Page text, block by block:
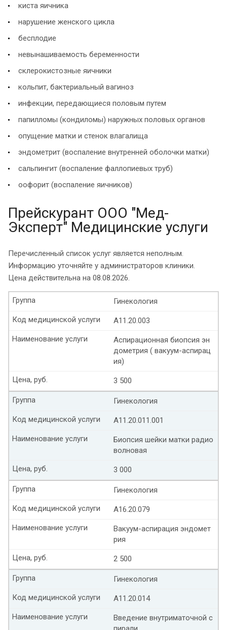
киста яичника
нарушение женского цикла
бесплодие
невынашиваемость беременности
склерокистозные яичники
кольпит, бактериальный вагиноз
инфекции, передающиеся половым путем
папилломы (кондиломы) наружных половых органов
опущение матки и стенок влагалища
эндометрит (воспаление внутренней оболочки матки)
сальпингит (воспаление фаллопиевых труб)
оофорит (воспаление яичников)
Прейскурант ООО "Мед-
Эксперт" Медицинские услуги
Перечисленный список услуг является неполным.
Информацию уточняйте у администраторов клиники.
Цена действительна на 08.08.2026.
Гинекология
Группа
A11.20.003
Код медицинской услуги
Аспирационная биопсия эн
дометрия ( вакуум-аспирац
ия)
Наименование услуги
3 500
Цена, руб.
Гинекология
Группа
А11.20.011.001
Код медицинской услуги
Биопсия шейки матки радио
волновая
Наименование услуги
3 000
Цена, руб.
Гинекология
Группа
А16.20.079
Код медицинской услуги
Вакуум-аспирация эндомет
рия
Наименование услуги
2 500
Цена, руб.
Гинекология
Группа
А11.20.014
Код медицинской услуги
Введение внутриматочной с
Наименование услуги